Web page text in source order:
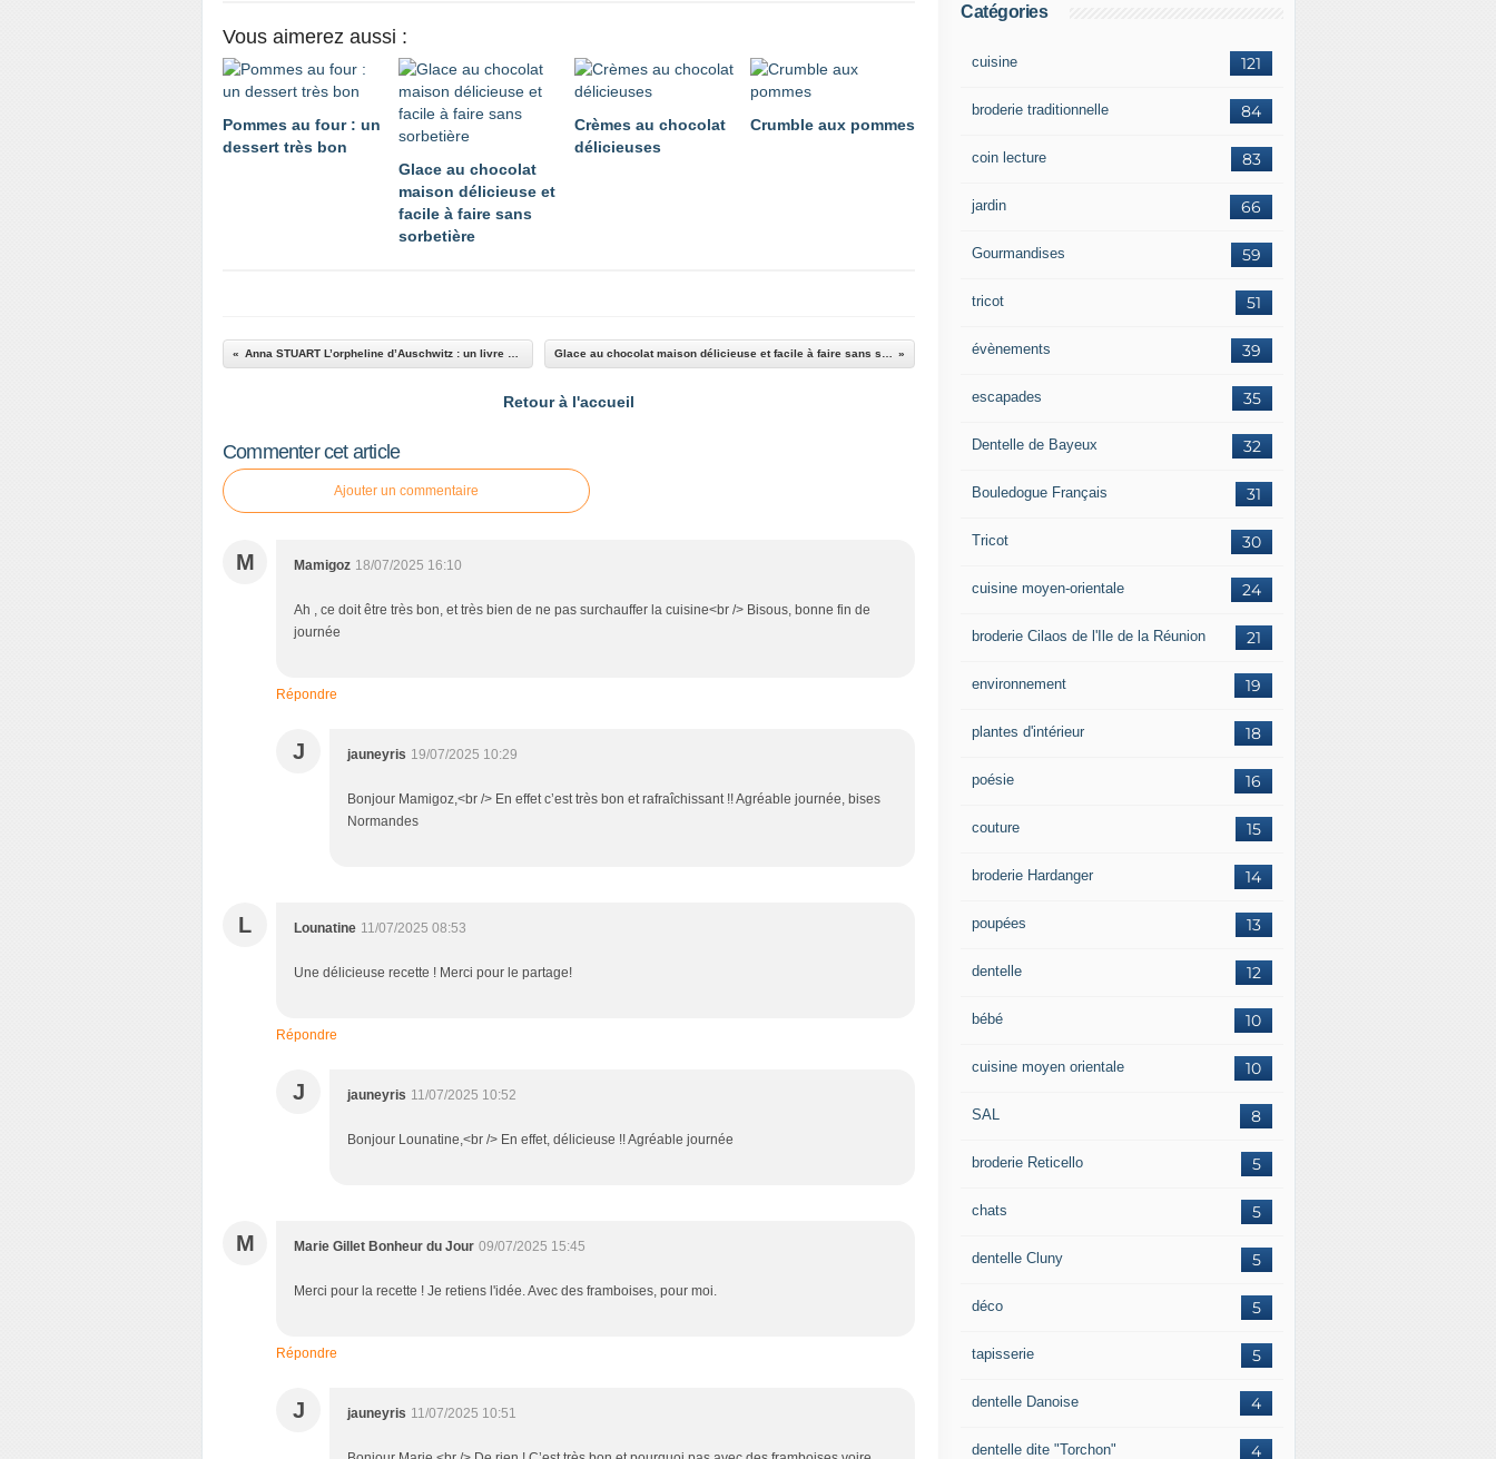
Vous aimerez aussi :
Pommes au four : un
dessert très bon
Glace au chocolat
maison délicieuse et
facile à faire sans
sorbetière
Crèmes au chocolat
délicieuses
Crumble aux pommes
Retour à l'accueil
Commenter cet article
Ajouter un commentaire
M Mamigoz 18/07/2025 16:10
Ah , ce doit être très bon, et très bien de ne pas surchauffer la cuisine<br /> Bisous, bonne fin de
journée
Répondre
J jauneyris 19/07/2025 10:29
Bonjour Mamigoz,<br /> En effet c’est très bon et rafraîchissant !! Agréable journée, bises
Normandes
L Lounatine 11/07/2025 08:53
Une délicieuse recette ! Merci pour le partage!
Répondre
J jauneyris 11/07/2025 10:52
Bonjour Lounatine,<br /> En effet, délicieuse !! Agréable journée
M Marie Gillet Bonheur du Jour 09/07/2025 15:45
Merci pour la recette ! Je retiens l'idée. Avec des framboises, pour moi.
Répondre
J jauneyris 11/07/2025 10:51
Catégories
121
cuisine
84
broderie traditionnelle
83
coin lecture
66
jardin
59
Gourmandises
51
tricot
39
évènements
35
escapades
32
Dentelle de Bayeux
31
Bouledogue Français
30
Tricot
24
cuisine moyen-orientale
21
broderie Cilaos de l'Ile de la Réunion
19
environnement
18
plantes d'intérieur
16
poésie
15
couture
14
broderie Hardanger
13
poupées
12
dentelle
10
bébé
10
cuisine moyen orientale
8
SAL
5
broderie Reticello
5
chats
5
dentelle Cluny
5
déco
5
tapisserie
4
dentelle Danoise
4
dentelle dite "Torchon"